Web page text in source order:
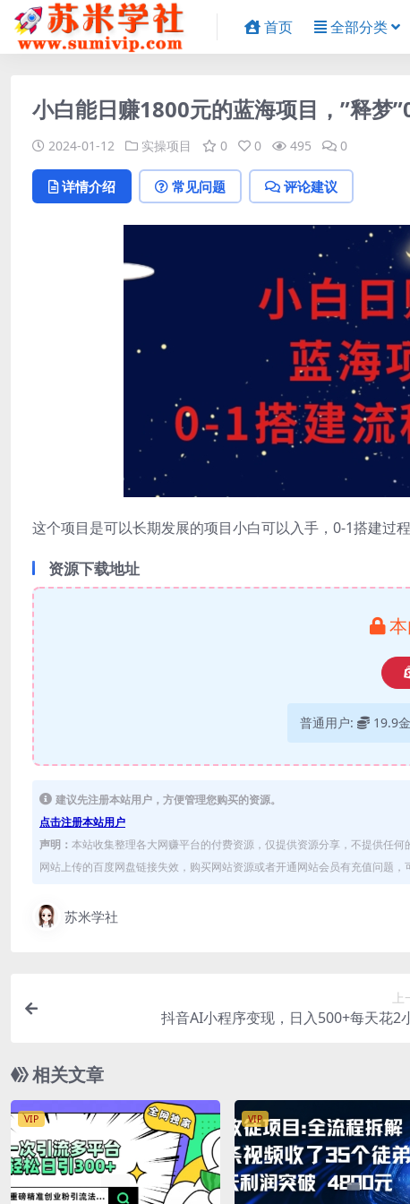
首页 全部分类
小白能日赚1800元的蓝海项目，”释梦
2024-01-12 实操项目 0 0 495 0
详情介绍 常见问题 评论建议
这个项目是可以长期发展的项目小白可以入手，0-1搭建过
资源下载地址
普通用户: 19.9
建议先注册本站用户，方便管理您购买的资源。
点击注册本站用户
声明： 本站收集整理各大网赚平台的付费资源，仅提供资源分享，不提供任
网站上传的百度网盘链接失效，购买网站资源或者开通网站会员有充值问题
苏米学社
抖音AI小程序变现，日入500+每天花2
相关文章
VIP VIP